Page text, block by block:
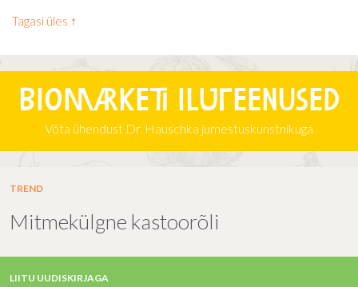
Tagasi üles ↑
Biomarketi iluteenused
Võta ühendust Dr. Hauschka jumestuskunstnikuga
TREND
Mitmekülgne kastoorõli
LIITU UUDISKIRJAGA